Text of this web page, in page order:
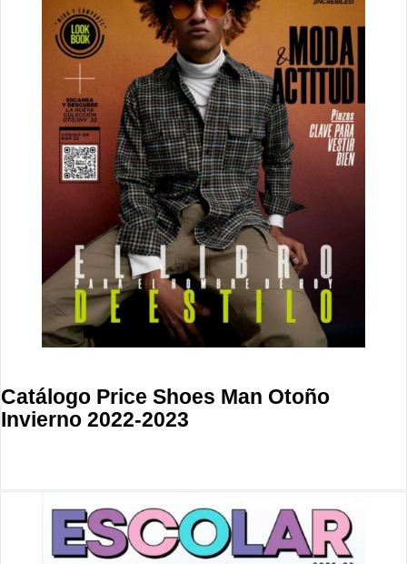
Catálogo Price Shoes Man Otoño
Invierno 2022-2023